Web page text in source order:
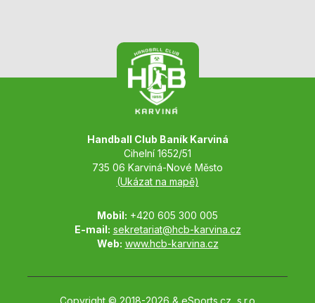
Handball Club Baník Karviná
Cihelní 1652/51
735 06 Karviná-Nové Město
(Ukázat na mapě)
Mobil: +420 605 300 005
E-mail: sekretariat@hcb-karvina.cz
Web: www.hcb-karvina.cz
Copyright © 2018-2026 & eSports.cz, s.r.o